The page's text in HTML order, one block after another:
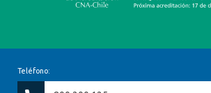
Teléfono: